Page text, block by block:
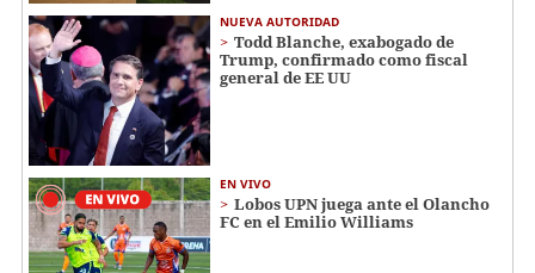
NUEVA AUTORIDAD
Todd Blanche, exabogado de
Trump, confirmado como fiscal
general de EE UU
EN VIVO
Lobos UPN juega ante el Olancho
FC en el Emilio Williams